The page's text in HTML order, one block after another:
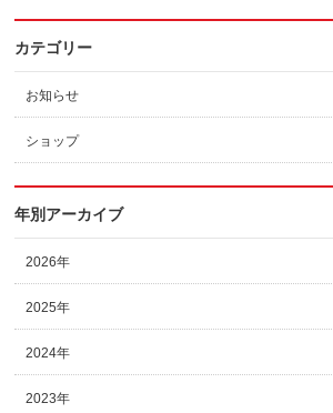
カテゴリー
お知らせ
ショップ
年別アーカイブ
2026年
2025年
2024年
2023年